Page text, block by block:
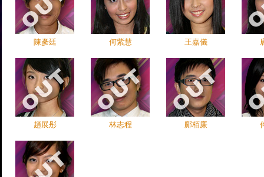
陳彥廷 何紫慧 王嘉儀
趙展彤 林志程 鄺栢廉